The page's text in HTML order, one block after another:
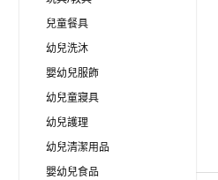
兒童餐具
幼兒洗沐
嬰幼兒服飾
幼兒童寢具
幼兒護理
幼兒清潔用品
嬰幼兒食品